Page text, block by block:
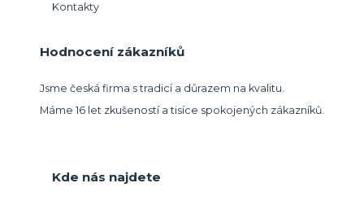
Kontakty
Hodnocení zákazníků
Jsme česká firma s tradicí a důrazem na kvalitu.
Máme 16 let zkušeností a tisíce spokojených zákazníků.
Kde nás najdete